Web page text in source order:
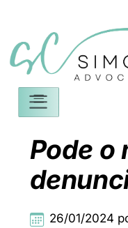
Pode o
26/01/2024